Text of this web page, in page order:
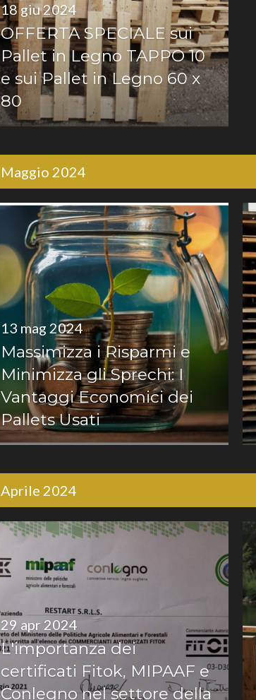
OFFERTA SPECIALE sui
Pallet in Legno TAPPO 10
e sui Pallet in Legno 60 x
80
18 giu 2024
Maggio 2024
Massimizza i Risparmi e
Minimizza gli Sprechi: I
Vantaggi Economici dei
Pallets Usati
13 mag 2024
Aprile 2024
L'importanza dei
certificati Fitok, MIPAAF e
Conlegno nel settore della
29 apr 2024